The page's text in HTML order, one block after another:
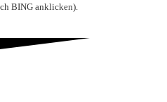
BING anklicken).